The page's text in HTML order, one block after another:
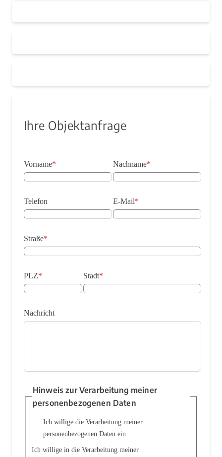
Ihre Objektanfrage
Vorname* Nachname*
Telefon E-Mail*
Straße*
PLZ* Stadt*
Nachricht
Hinweis zur Verarbeitung meiner
personenbezogenen Daten
Ich willige die Verarbeitung meiner
personenbezogenen Daten ein
Ich willige in die Verarbeitung meiner